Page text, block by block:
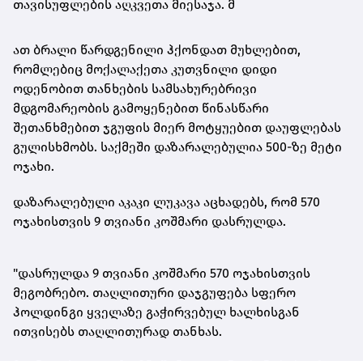
თავისუფლების აღკვეთა მიესაჯა. მ
ათ ბრალი წარდგენილი ჰქონდათ მუხლებით,
რომლებიც მოქალაქეთა კუთვნილი დიდი
ოდენობით თანხების სამსახურებრივი
მდგომარეობის გამოყენებით წინასწარი
შეთანხმებით ჯგუფის მიერ მოტყუებით დაუფლებას
გულისხმობს. საქმეში დაზარალებულია 500-ზე მეტი
ოჯახი.
დაზარალებული აკაკი ლუკავა აცხადებს, რომ 570
ოჯახისთვის 9 თვიანი კოშმარი დასრულდა.
"დასრულდა 9 თვიანი კოშმარი 570 ოჯახისთვის
მეგობრებო. თაღლითური დაჯგუფება სფერო
ჰოლდინგი ყველაზე გაჭირვებულ ხალხისგან
ითვისებს თაღლითურად თანხას.